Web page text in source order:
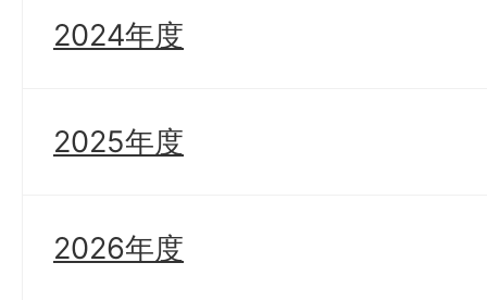
2024年度
2025年度
2026年度